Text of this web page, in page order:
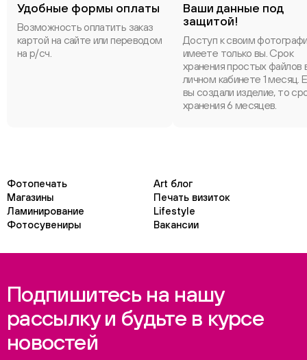
Удобные формы оплаты
Возможность оплатить заказ
картой на сайте или переводом
на р/сч.
Ваши данные под
защитой!
Доступ к своим
имеете только вы. Срок
хранения простых файлов
личном кабинете 1 месяц.
вы создали изделие, то
хранения 6 месяцев.
Фотопечать
Art блог
Магазины
Печать визиток
Ламинирование
Lifestyle
Фотосувениры
Вакансии
Подпишитесь на нашу
рассылку и будьте в курсе
новостей